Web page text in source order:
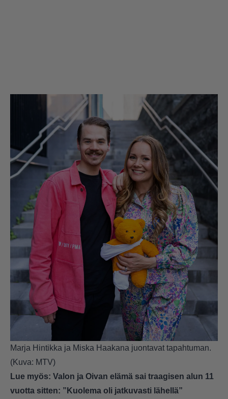
Marja Hintikka ja Miska Haakana juontavat tapahtuman.
(Kuva: MTV)
Lue myös: Valon ja Oivan elämä sai traagisen alun 11
vuotta sitten: ”Kuolema oli jatkuvasti lähellä”